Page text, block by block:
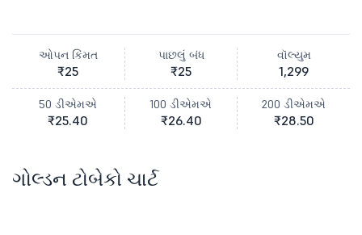
ઓપન કિંમત
₹25
પાછલું બંધ
₹25
વૉલ્યુમ
1,299
50 ડીએમએ
₹25.40
100 ડીએમએ
₹26.40
200 ડીએમએ
₹28.50
ગોલ્ડન ટોબેકો ચાર્ટ